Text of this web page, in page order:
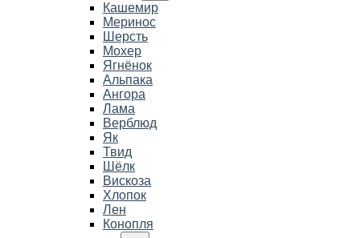
Кашемир
Меринос
Шерсть
Мохер
Ягнёнок
Альпака
Ангора
Лама
Верблюд
Як
Твид
Шёлк
Вискоза
Хлопок
Лен
Конопля